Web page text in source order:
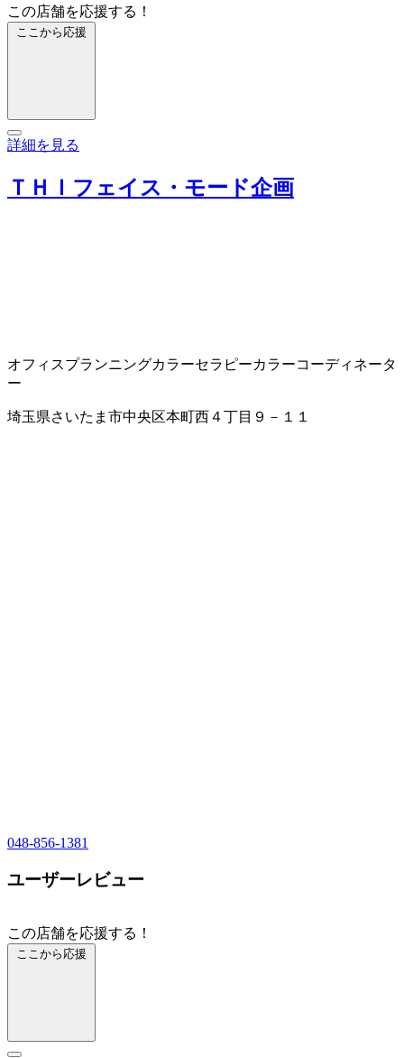
この店舗を応援する！
ここから応援
詳細を見る
ＴＨＩフェイス・モード企画
オフィスプランニングカラーセラピーカラーコーディネータ
ー
埼玉県さいたま市中央区本町西４丁目９－１１
048-856-1381
ユーザーレビュー
この店舗を応援する！
ここから応援